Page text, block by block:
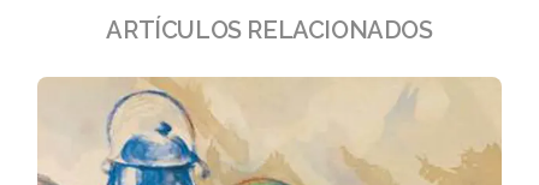
ARTÍCULOS RELACIONADOS